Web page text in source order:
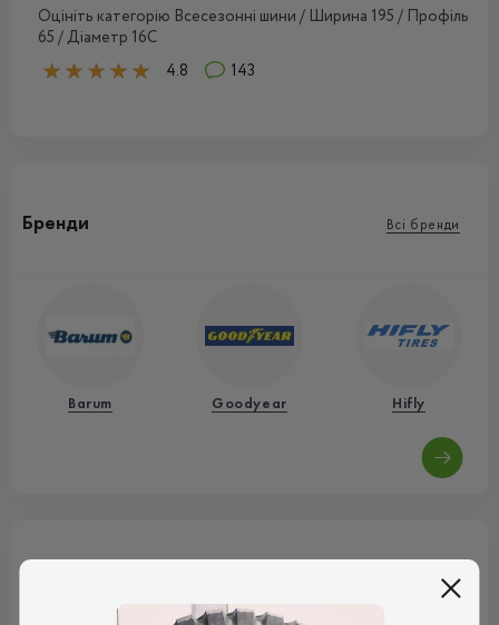
Оцініть категорію Всесезонні шини / Ширина 195 / Профіль
65 / Діаметр 16C
4.8
143
Бренди Всі бренди
Barum Goodyear Hifly